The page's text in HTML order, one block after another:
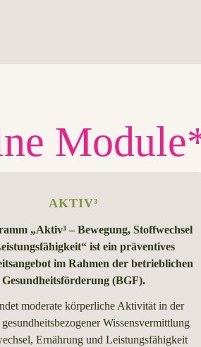
AKTIV³
„Aktiv³ – Bewegung, Stoffwechsel
ist ein präventives
im Rahmen der betrieblichen
Gesundheitsförderung (BGF).
moderate körperliche Aktivität in der
Wissensvermittlung
Ernährung und Leistungsfähigkeit